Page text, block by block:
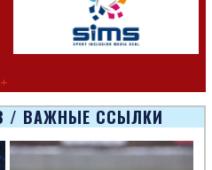
/ ВАЖНЫЕ ССЫЛКИ